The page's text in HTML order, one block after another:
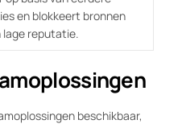
en blokkeert bronnen
lage reputatie.
beschikbaar,